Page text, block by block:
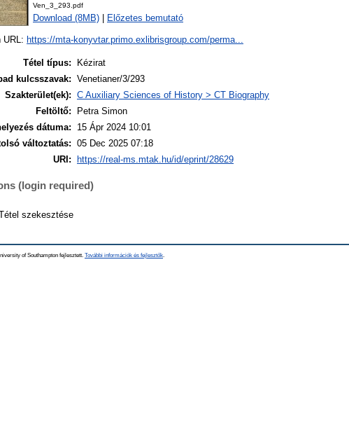
Ven_3_293.pdf
Download (8MB) Előzetes bemutató
URL: https://mta-konyvtar.primo.exlibrisgroup.com/perma...
Tétel típus:
Kézirat
kulcsszavak:
Venetianer/3/293
Szakterület(ek): C Auxiliary Sciences of History > CT Biography
Feltöltő:
Petra Simon
dátuma:
15 Ápr 2024 10:01
változtatás:
05 Dec 2025 07:18
URI:
https://real-ms.mtak.hu/id/eprint/28629
(login required)
szekesztése
of Southampton fejlesztett. További információk és fejlesztők